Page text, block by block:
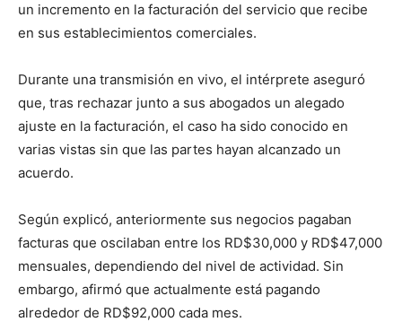
un incremento en la facturación del servicio que recibe
en sus establecimientos comerciales.
Durante una transmisión en vivo, el intérprete aseguró
que, tras rechazar junto a sus abogados un alegado
ajuste en la facturación, el caso ha sido conocido en
varias vistas sin que las partes hayan alcanzado un
acuerdo.
Según explicó, anteriormente sus negocios pagaban
facturas que oscilaban entre los RD$30,000 y RD$47,000
mensuales, dependiendo del nivel de actividad. Sin
embargo, afirmó que actualmente está pagando
alrededor de RD$92,000 cada mes.